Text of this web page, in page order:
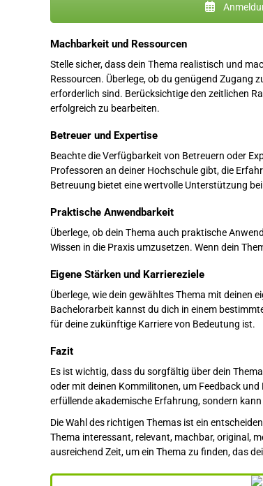
Machbarkeit und Ressourcen
Stelle sicher, dass dein Thema realistisch und
Ressourcen. Überlege, ob du genügend Zugang
erforderlich sind. Berücksichtige den zeitlichen
erfolgreich zu bearbeiten.
Betreuer und Expertise
Beachte die Verfügbarkeit von Betreuern oder
Professoren an deiner Hochschule gibt, die
Betreuung bietet eine wertvolle Unterstützung
Praktische Anwendbarkeit
Überlege, ob dein Thema auch praktische
Wissen in die Praxis umzusetzen. Wenn dein
Eigene Stärken und Karriereziele
Überlege, wie dein gewähltes Thema mit deinen
Bachelorarbeit kannst du dich in einem
für deine zukünftige Karriere von Bedeutung ist.
Fazit
Es ist wichtig, dass du sorgfältig über dein
oder mit deinen Kommilitonen, um Feedback
erfüllende akademische Erfahrung, sondern
Die Wahl des richtigen Themas ist ein
Thema interessant, relevant, machbar, original,
ausreichend Zeit, um ein Thema zu finden, das